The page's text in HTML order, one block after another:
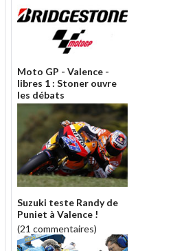
Moto GP - Valence -
libres 1 : Stoner ouvre
les débats
Suzuki teste Randy de
Puniet à Valence !
(21 commentaires)